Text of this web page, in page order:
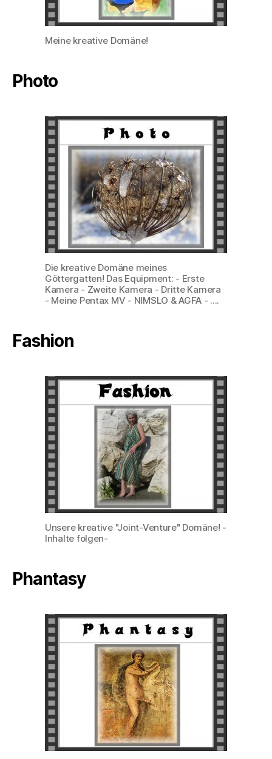
Meine kreative Domäne!
Photo
Die kreative Domäne meines
Göttergatten! Das Equipment: - Erste
Kamera - Zweite Kamera - Dritte Kamera
- Meine Pentax MV - NIMSLO & AGFA - ....
Fashion
Unsere kreative "Joint-Venture" Domäne! -
Inhalte folgen-
Phantasy